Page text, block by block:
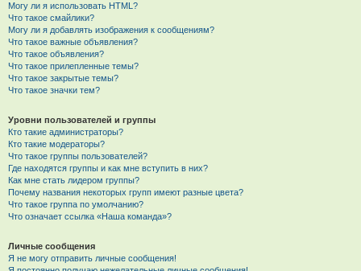
Могу ли я использовать HTML?
Что такое смайлики?
Могу ли я добавлять изображения к сообщениям?
Что такое важные объявления?
Что такое объявления?
Что такое прилепленные темы?
Что такое закрытые темы?
Что такое значки тем?
Уровни пользователей и группы
Кто такие администраторы?
Кто такие модераторы?
Что такое группы пользователей?
Где находятся группы и как мне вступить в них?
Как мне стать лидером группы?
Почему названия некоторых групп имеют разные цвета?
Что такое группа по умолчанию?
Что означает ссылка «Наша команда»?
Личные сообщения
Я не могу отправить личные сообщения!